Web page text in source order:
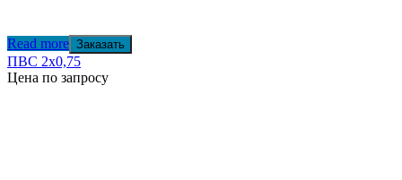
Read more Заказать
ПВС 2х0,75
Цена по запросу